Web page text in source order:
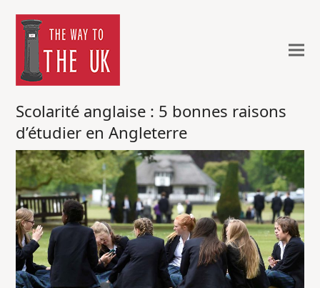
Scolarité anglaise : 5 bonnes raisons
d’étudier en Angleterre